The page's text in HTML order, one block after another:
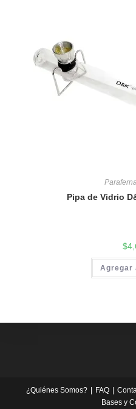
Pipa de Vidrio
$
Agregar
¿Quiénes Somos? FAQ
Bases y